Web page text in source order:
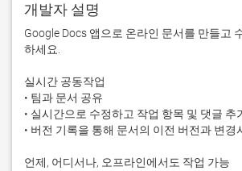
개발자 설명
Google Docs 앱으로 온라인 문서를 만들고
하세요.
실시간 공동작업
• 팀과 문서 공유
• 실시간으로 수정하고 작업 항목 및 댓글 추
• 버전 기록을 통해 문서의 이전 버전과 변경
언제, 어디서나, 오프라인에서도 작업 가능